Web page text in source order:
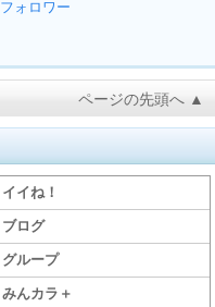
フォロワー
ページの先頭へ ▲
イイね！
ブログ
グループ
みんカラ＋